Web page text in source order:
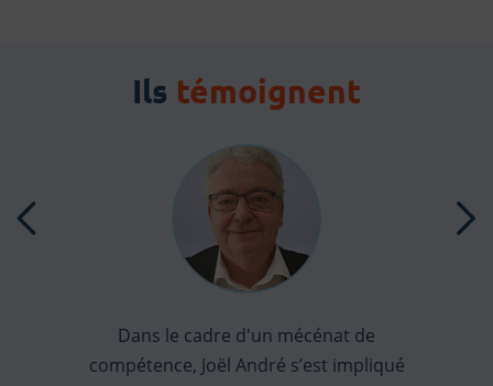
Ils témoignent
Dans le cadre d'un mécénat de
compétence, Joël André s’est impliqué